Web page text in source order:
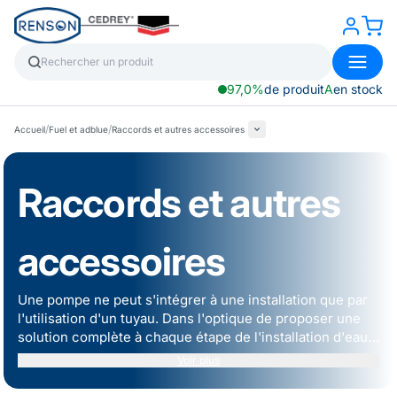
97,0%de produitAen stock
Accueil/Fuel et adblue/Raccords et autres accessoires
Raccords et autres
accessoires
Une pompe ne peut s'intégrer à une installation que par
l'utilisation d'un tuyau. Dans l'optique de proposer une
solution complète à chaque étape de l'installation d'eau,
les équipes RENSON ont sélectionné une gamme de
pression à respecter. Découvrez notre gamme de tuyaux